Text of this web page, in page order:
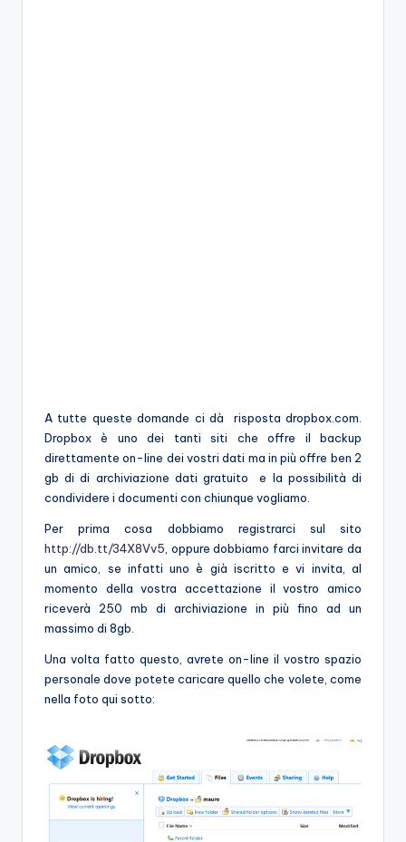
A tutte queste domande ci dà risposta dropbox.com.
Dropbox è uno dei tanti siti che offre il backup
direttamente on-line dei vostri dati ma in più offre ben 2
gb di di archiviazione dati gratuito e la possibilità di
condividere i documenti con chiunque vogliamo.
Per prima cosa dobbiamo registrarci sul sito
http://db.tt/34X8Vv5 , oppure dobbiamo farci invitare da
un amico, se infatti uno è già iscritto e vi invita, al
momento della vostra accettazione il vostro amico
riceverà 250 mb di archiviazione in più fino ad un
massimo di 8gb.
Una volta fatto questo, avrete on-line il vostro spazio
personale dove potete caricare quello che volete, come
nella foto qui sotto: